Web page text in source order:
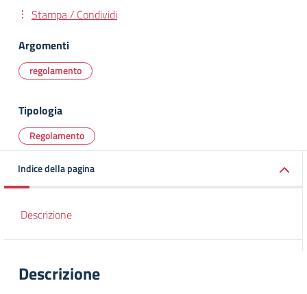
Stampa / Condividi
Argomenti
regolamento
Tipologia
Regolamento
Indice della pagina
Descrizione
Descrizione